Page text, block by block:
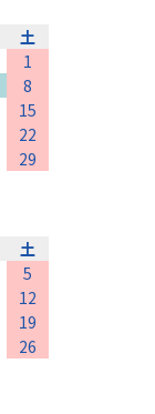
土
1
8
15
22
29
土
5
12
19
26